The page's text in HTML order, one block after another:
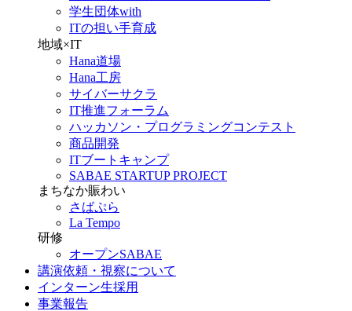
学生団体with
ITの担い手育成
地域×IT
Hana道場
Hana工房
サイバーサクラ
IT推進フォーラム
ハッカソン・プログラミングコンテスト
商品開発
ITブートキャンプ
SABAE STARTUP PROJECT
まちなか賑わい
さばぷら
La Tempo
研修
オープンSABAE
講演依頼・視察について
インターン生採用
事業報告